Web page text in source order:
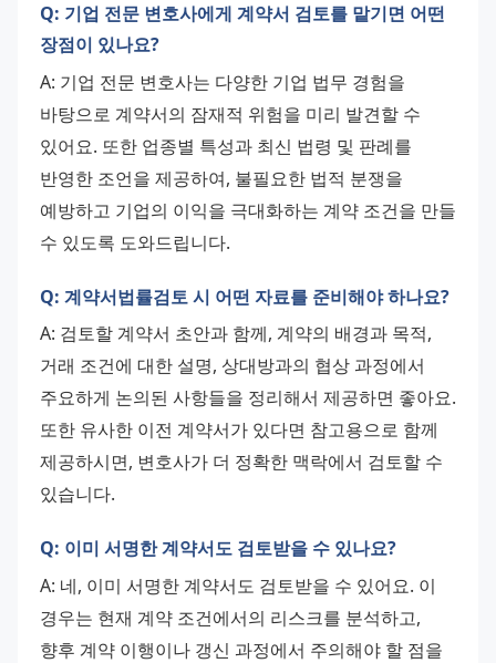
Q: 기업 전문 변호사에게 계약서 검토를 맡기면 어떤
장점이 있나요?
A: 기업 전문 변호사는 다양한 기업 법무 경험을
바탕으로 계약서의 잠재적 위험을 미리 발견할 수
있어요. 또한 업종별 특성과 최신 법령 및 판례를
반영한 조언을 제공하여, 불필요한 법적 분쟁을
예방하고 기업의 이익을 극대화하는 계약 조건을 만들
수 있도록 도와드립니다.
Q: 계약서법률검토 시 어떤 자료를 준비해야 하나요?
A: 검토할 계약서 초안과 함께, 계약의 배경과 목적,
거래 조건에 대한 설명, 상대방과의 협상 과정에서
주요하게 논의된 사항들을 정리해서 제공하면 좋아요.
또한 유사한 이전 계약서가 있다면 참고용으로 함께
제공하시면, 변호사가 더 정확한 맥락에서 검토할 수
있습니다.
Q: 이미 서명한 계약서도 검토받을 수 있나요?
A: 네, 이미 서명한 계약서도 검토받을 수 있어요. 이
경우는 현재 계약 조건에서의 리스크를 분석하고,
향후 계약 이행이나 갱신 과정에서 주의해야 할 점을